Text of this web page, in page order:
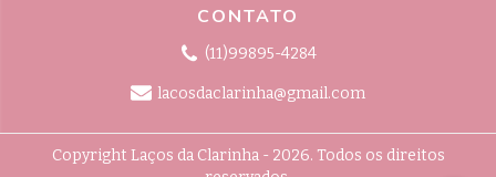
CONTATO
(11)99895-4284
lacosdaclarinha@gmail.com
Copyright Laços da Clarinha - 2026. Todos os direitos